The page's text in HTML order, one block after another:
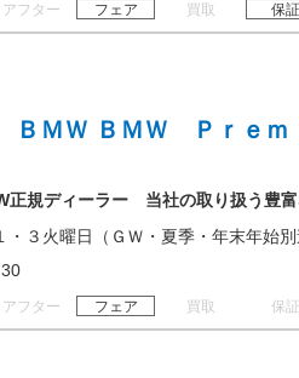
アフター フェア 買取 保証
ＢＭＷ ＢＭＷ Ｐｒｅｍ
正規ディーラー 当社の取り扱う豊
・３火曜日（ＧＷ・夏季・年末年始別
アフター フェア 買取 保証